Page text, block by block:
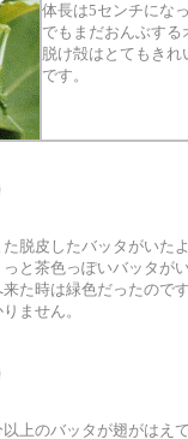
体長は5センチにな
でもまだおんぶす
脱け殻はとてもき
です。
脱皮したバッタがいた
と茶色っぽいバッタが
た時は緑色だったので
ません。
以上のバッタが翅がはえ